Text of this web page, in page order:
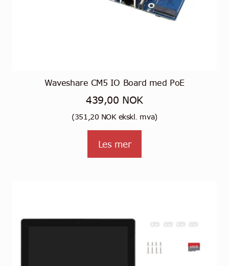
Waveshare CM5 IO Board med PoE
439,00 NOK
(351,20 NOKekskl. mva)
Les mer